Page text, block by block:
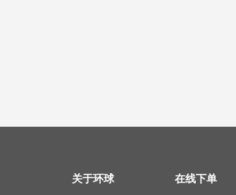
关于环球 在线下单